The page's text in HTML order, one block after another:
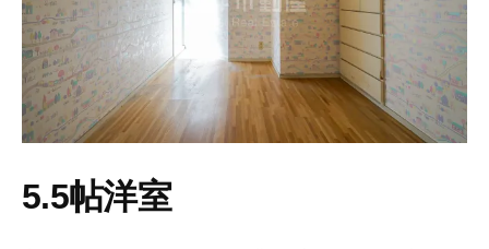
5.5帖洋室